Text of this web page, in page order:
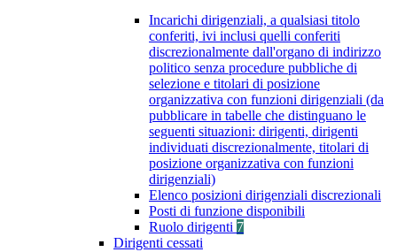
Incarichi dirigenziali, a qualsiasi titolo
conferiti, ivi inclusi quelli conferiti
discrezionalmente dall'organo di indirizzo
politico senza procedure pubbliche di
selezione e titolari di posizione
organizzativa con funzioni dirigenziali (da
pubblicare in tabelle che distinguano le
seguenti situazioni: dirigenti, dirigenti
individuati discrezionalmente, titolari di
posizione organizzativa con funzioni
dirigenziali)
Elenco posizioni dirigenziali discrezionali
Posti di funzione disponibili
Ruolo dirigenti 7
Dirigenti cessati